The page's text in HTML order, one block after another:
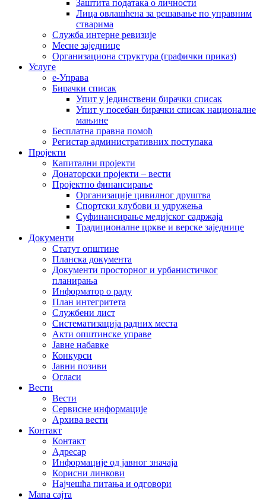
Заштита података о личности
Лица овлашћена за решавање по управним
стварима
Служба интерне ревизије
Месне заједнице
Организациона структура (графички приказ)
Услуге
е-Управа
Бирачки списак
Упит у јединствени бирачки списак
Упит у посебан бирачки списак националне
мањине
Бесплатна правна помоћ
Регистар административних поступака
Пројекти
Капитални пројекти
Донаторски пројекти – вести
Пројектно финансирање
Организације цивилног друштва
Спортски клубови и удружења
Суфинансирање медијског садржаја
Традиционалне цркве и верске заједнице
Документи
Статут општине
Планска документа
Документи просторног и урбанистичког
планирања
Информатор о раду
План интегритета
Службени лист
Систематизација радних места
Акти општинске управе
Јавне набавке
Конкурси
Јавни позиви
Огласи
Вести
Вести
Сервисне информације
Архива вести
Контакт
Контакт
Адресар
Информације од јавног значаја
Корисни линкови
Најчешћа питања и одговори
Мапа сајта